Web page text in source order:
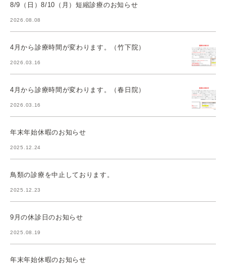
8/9（日）8/10（月）短縮診療のお知らせ
2026.08.08
4月から診療時間が変わります。（竹下院）
2026.03.16
4月から診療時間が変わります。（春日院）
2026.03.16
年末年始休暇のお知らせ
2025.12.24
鳥類の診療を中止しております。
2025.12.23
9月の休診日のお知らせ
2025.08.19
年末年始休暇のお知らせ